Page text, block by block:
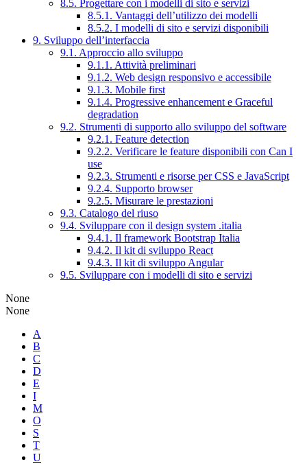
8.5. Progettare con i modelli di sito e servizi
8.5.1. Vantaggi dell’utilizzo dei modelli
8.5.2. I modelli di sito e servizi disponibili
9. Sviluppo dell’interfaccia
9.1. Approccio allo sviluppo
9.1.1. Attività preliminari
9.1.2. Web design responsivo e accessibile
9.1.3. Mobile first
9.1.4. Progressive enhancement e Graceful
degradation
9.2. Strumenti di supporto allo sviluppo del software
9.2.1. Feature detection
9.2.2. Verificare le feature disponibili con Can I
use
9.2.3. Strumenti e risorse per CSS e JavaScript
9.2.4. Supporto browser
9.2.5. Misurare le prestazioni
9.3. Catalogo del riuso
9.4. Sviluppare con il design system .italia
9.4.1. Il framework Bootstrap Italia
9.4.2. Il kit di sviluppo React
9.4.3. Il kit di sviluppo Angular
9.5. Sviluppare con i modelli di sito e servizi
None
None
A
B
C
D
E
I
M
O
S
T
U